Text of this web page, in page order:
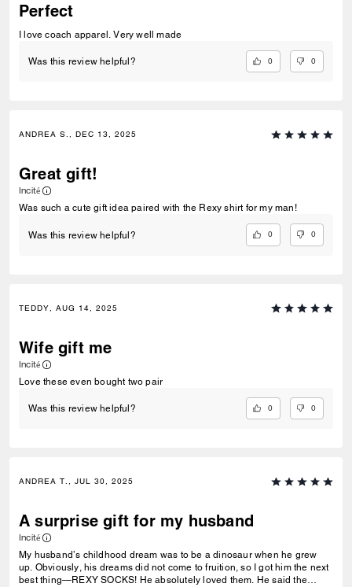
Perfect
I love coach apparel. Very well made
Was this review helpful? 0 0
ANDREA S., DEC 13, 2025
Great gift!
Incité
Was such a cute gift idea paired with the Rexy shirt for my man!
Was this review helpful? 0 0
TEDDY, AUG 14, 2025
Wife gift me
Incité
Love these even bought two pair
Was this review helpful? 0 0
ANDREA T., JUL 30, 2025
A surprise gift for my husband
Incité
My husband’s childhood dream was to be a dinosaur when he grew
up. Obviously, his dreams did not come to fruition, so I got him the next
best thing—REXY SOCKS! He absolutely loved them. He said the